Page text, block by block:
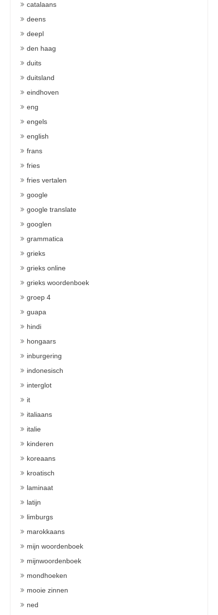
catalaans
deens
deepl
den haag
duits
duitsland
eindhoven
eng
engels
english
frans
fries
fries vertalen
google
google translate
googlen
grammatica
grieks
grieks online
grieks woordenboek
groep 4
guapa
hindi
hongaars
inburgering
indonesisch
interglot
it
italiaans
italie
kinderen
koreaans
kroatisch
laminaat
latijn
limburgs
marokkaans
mijn woordenboek
mijnwoordenboek
mondhoeken
mooie zinnen
ned